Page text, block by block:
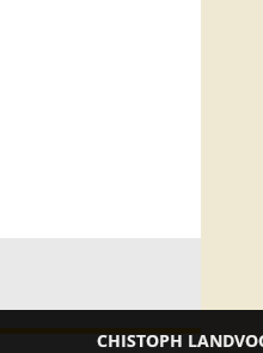
CHISTOPH LANDVOGT 3.